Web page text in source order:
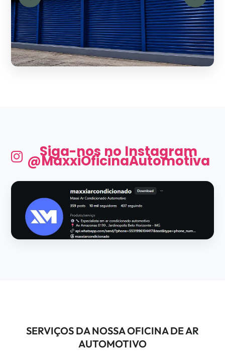
Siga-nos no Instagram
@MaxxiOficinaAutomotiva
SERVIÇOS DA NOSSA OFICINA DE AR
AUTOMOTIVO